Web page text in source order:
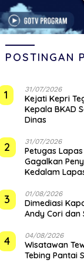
POSTINGAN
1 31/07/2026
Kejati Kepri
Kepala BKAD
Dinas
2 31/07/2026
Petugas
Gagalkan
Kedalam
3 01/08/2026
Dimediasi
Andy Cori dan
4 04/08/2026
Wisatawan
Tebing Pantai